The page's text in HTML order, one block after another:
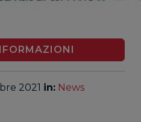
2021 in: News